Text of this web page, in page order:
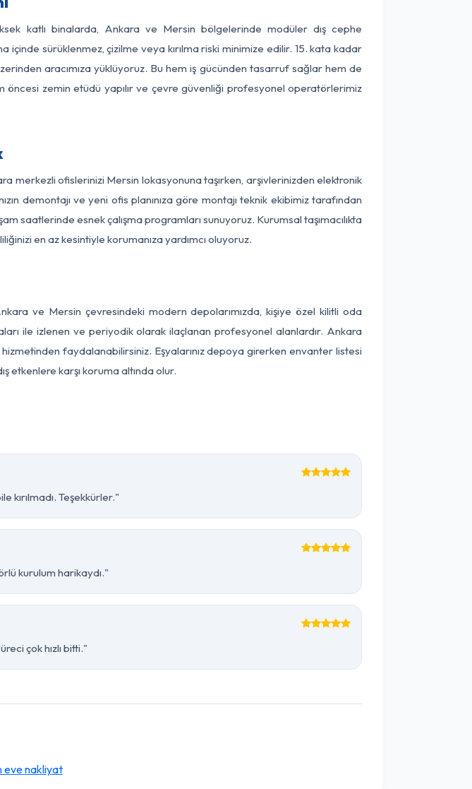
katlı binalarda, Ankara ve Mersin bölgelerinde modüler dış cephe
sürüklenmez, çizilme veya kırılma riski minimize edilir. 15. kata kadar
aracımıza yüklüyoruz. Bu hem iş gücünden tasarruf sağlar hem de
öncesi zemin etüdü yapılır ve çevre güvenliği profesyonel operatörlerimiz
merkezli ofislerinizi Mersin lokasyonuna taşırken, arşivlerinizden elektronik
demontajı ve yeni ofis planınıza göre montajı teknik ekibimiz tarafından
saatlerinde esnek çalışma programları sunuyoruz. Kurumsal taşımacılıkta
en az kesintiyle korumanıza yardımcı oluyoruz.
ve Mersin çevresindeki modern depolarımızda, kişiye özel kilitli oda
ile izlenen ve periyodik olarak ilaçlanan profesyonel alanlardır. Ankara
faydalanabilirsiniz. Eşyalarınız depoya girerken envanter listesi
etkenlere karşı koruma altında olur.
kırılmadı. Teşekkürler."
kurulum harikaydı."
çok hızlı bitti."
eve nakliyat